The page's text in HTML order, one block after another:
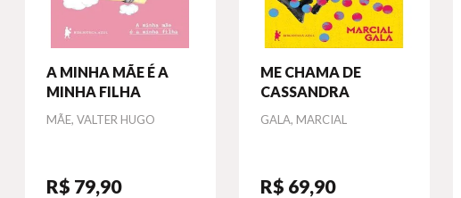
A MINHA MÃE É A
MINHA FILHA
Autor
MÃE, VALTER HUGO
R$ 79,90
ME CHAMA DE
CASSANDRA
Autor
GALA, MARCIAL
R$ 69,90